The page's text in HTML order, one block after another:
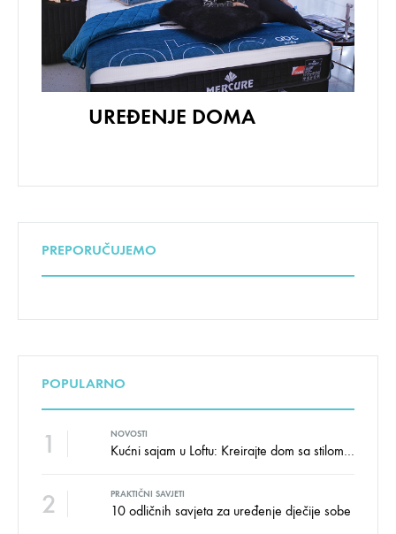
UREĐENJE DOMA
PREPORUČUJEMO
POPULARNO
1 NOVOSTI
Kućni sajam u Loftu: Kreirajte dom sa stilom i udobnošću uz velike uštede!
2 PRAKTIČNI SAVJETI
10 odličnih savjeta za uređenje dječije sobe